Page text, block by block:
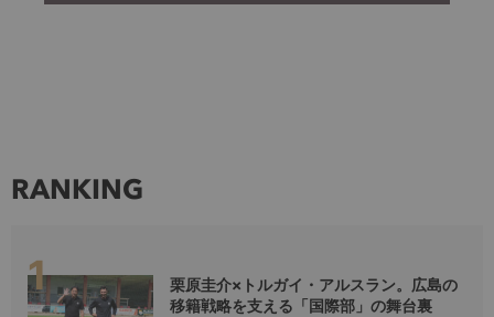
RANKING
栗原圭介×トルガイ・アルスラン。広島の
移籍戦略を支える「国際部」の舞台裏